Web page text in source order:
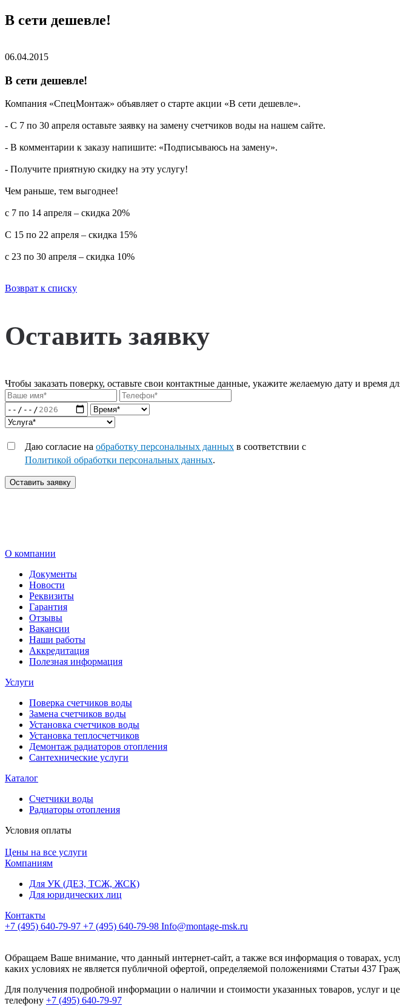
В сети дешевле!
06.04.2015
В сети дешевле!
Компания «СпецМонтаж» объявляет о старте акции «В сети дешевле».
- С 7 по 30 апреля оставьте заявку на замену счетчиков воды на нашем сайте.
- В комментарии к заказу напишите: «Подписываюсь на замену».
- Получите приятную скидку на эту услугу!
Чем раньше, тем выгоднее!
с 7 по 14 апреля – скидка 20%
С 15 по 22 апреля – скидка 15%
с 23 по 30 апреля – скидка 10%
Возврат к списку
Оставить заявку
Чтобы заказать поверку, оставьте свои контактные данные, укажите желаемую дату и время
Даю согласие на обработку персональных данных в соответствии с
Политикой обработки персональных данных.
Оставить заявку
О компании
Документы
Новости
Реквизиты
Гарантия
Отзывы
Вакансии
Наши работы
Аккредитация
Полезная информация
Услуги
Поверка счетчиков воды
Замена счетчиков воды
Установка счетчиков воды
Установка теплосчетчиков
Демонтаж радиаторов отопления
Сантехнические услуги
Каталог
Счетчики воды
Радиаторы отопления
Условия оплаты
Цены на все услуги
Компаниям
Для УК (ДЕЗ, ТСЖ, ЖСК)
Для юридических лиц
Контакты
+7 (495) 640-79-97 +7 (495) 640-79-98 Info@montage-msk.ru
Обращаем Ваше внимание, что данный интернет-сайт, а также вся информация о товарах,
каких условиях не является публичной офертой, определяемой положениями Статьи 437
Для получения подробной информации о наличии и стоимости указанных товаров, услуг
телефону +7 (495) 640-79-97